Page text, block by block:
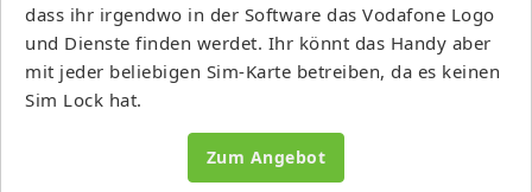
dass ihr irgendwo in der Software das Vodafone Logo
und Dienste finden werdet. Ihr könnt das Handy aber
mit jeder beliebigen Sim-Karte betreiben, da es keinen
Sim Lock hat.
Zum Angebot